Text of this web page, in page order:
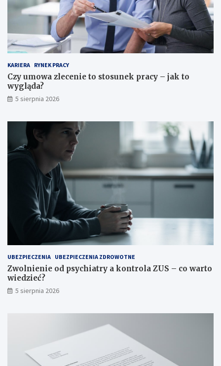
KARIERA RYNEK PRACY
Czy umowa zlecenie to stosunek pracy – jak to
wygląda?
5 sierpnia 2026
UBEZPIECZENIA UBEZPIECZENIA ZDROWOTNE
Zwolnienie od psychiatry a kontrola ZUS – co warto
wiedzieć?
5 sierpnia 2026